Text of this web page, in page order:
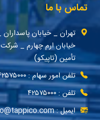
تماس با ما
تهران _ خیابان
خیابان ارم چهارم _
تأمین (تاپیکو)
تلفن امور سهام : ۴۲۵۷۵۰۰۰-۰۲۱
تلفن : ۴۲۵۷۵۰۰۰
ایمیل : info@tappico.com